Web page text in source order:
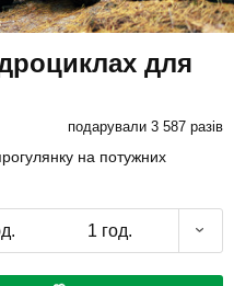
для
подарували 3 587 разів
на потужних
1 год.